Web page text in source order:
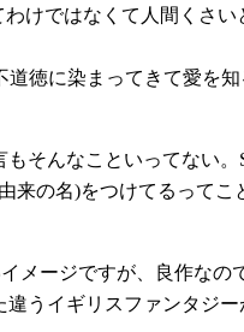
けではなくて人間くさ
徳に染まってきて愛を
そんなこといってない。
来の名)をつけてるってこ
メージですが、良作なの
うイギリスファンタジー